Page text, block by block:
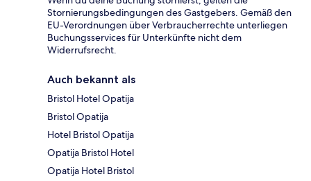
Stornierungsbedingungen des Gastgebers. Gemäß den
EU-Verordnungen über Verbraucherrechte unterliegen
Buchungsservices für Unterkünfte nicht dem
Widerrufsrecht.
Auch bekannt als
Bristol Hotel Opatija
Bristol Opatija
Hotel Bristol Opatija
Opatija Bristol Hotel
Opatija Hotel Bristol